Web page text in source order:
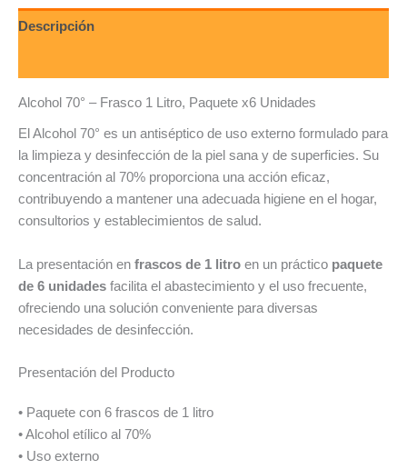
Descripción
Alcohol 70° – Frasco 1 Litro, Paquete x6 Unidades
El Alcohol 70° es un antiséptico de uso externo formulado para
la limpieza y desinfección de la piel sana y de superficies. Su
concentración al 70% proporciona una acción eficaz,
contribuyendo a mantener una adecuada higiene en el hogar,
consultorios y establecimientos de salud.
La presentación en frascos de 1 litro en un práctico paquete
de 6 unidades facilita el abastecimiento y el uso frecuente,
ofreciendo una solución conveniente para diversas
necesidades de desinfección.
Presentación del Producto
• Paquete con 6 frascos de 1 litro
• Alcohol etílico al 70%
• Uso externo